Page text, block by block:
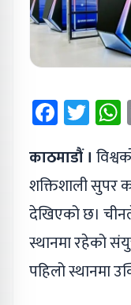
काठमाडौं ।
शक्तिशाली सुपर
देखिएको छ।
स्थानमा रहेको
पहिलो स्थानमा